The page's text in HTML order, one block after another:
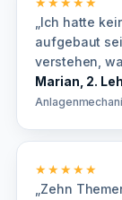
„Ich hatte
aufgebaut
verstehen,
Marian, 2.
★★★★★
„Zehn